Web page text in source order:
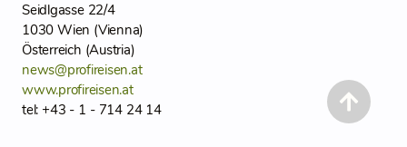
Seidlgasse 22/4
1030 Wien (Vienna)
Österreich (Austria)
news@profireisen.at
www.profireisen.at
tel: +43 - 1 - 714 24 14